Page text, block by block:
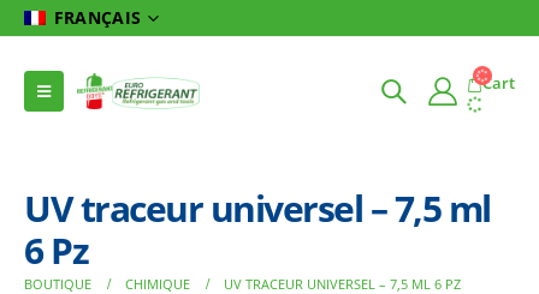
FRANÇAIS
Cart
UV traceur universel – 7,5 ml
6 Pz
BOUTIQUE CHIMIQUE UV TRACEUR UNIVERSEL – 7,5 ML 6 PZ